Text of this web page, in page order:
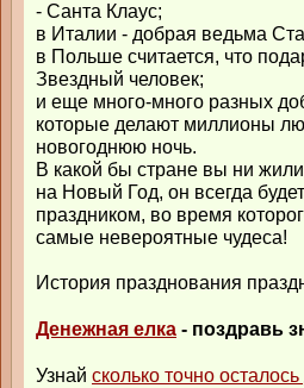
- Санта Клаус;
в Италии - добрая ведьма
в Польше считается, что
Звездный человек;
и еще много-много разных
которые делают миллионы
новогоднюю ночь.
В какой бы стране вы ни
на Новый Год, он всегда
праздником, во время
самые невероятные чудеса!
История празднования
Денежная елка - поздравь
Узнай сколько точно